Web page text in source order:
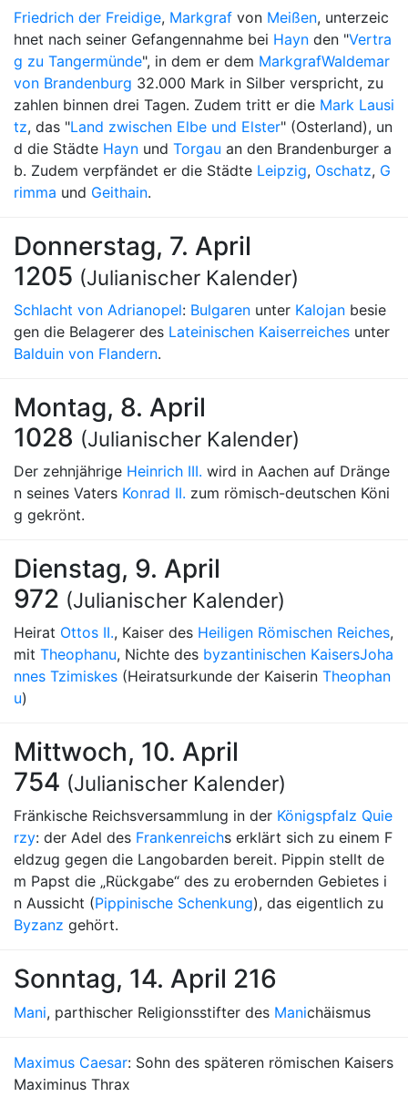
Friedrich der Freidige, Markgraf von Meißen, unterzeic
hnet nach seiner Gefangennahme bei Hayn den "Vertra
g zu Tangermünde", in dem er dem MarkgrafWaldemar
von Brandenburg 32.000 Mark in Silber verspricht, zu
zahlen binnen drei Tagen. Zudem tritt er die Mark Lausi
tz, das "Land zwischen Elbe und Elster" (Osterland), un
d die Städte Hayn und Torgau an den Brandenburger a
b. Zudem verpfändet er die Städte Leipzig, Oschatz, G
rimma und Geithain.
Donnerstag, 7. April
1205 (Julianischer Kalender)
Schlacht von Adrianopel: Bulgaren unter Kalojan besie
gen die Belagerer des Lateinischen Kaiserreiches unter
Balduin von Flandern.
Montag, 8. April
1028 (Julianischer Kalender)
Der zehnjährige Heinrich III. wird in Aachen auf Dränge
n seines Vaters Konrad II. zum römisch-deutschen Köni
g gekrönt.
Dienstag, 9. April
972 (Julianischer Kalender)
Heirat Ottos II., Kaiser des Heiligen Römischen Reiches,
mit Theophanu, Nichte des byzantinischen KaisersJoha
nnes Tzimiskes (Heiratsurkunde der Kaiserin Theophan
u)
Mittwoch, 10. April
754 (Julianischer Kalender)
Fränkische Reichsversammlung in der Königspfalz Quie
rzy: der Adel des Frankenreichs erklärt sich zu einem F
eldzug gegen die Langobarden bereit. Pippin stellt de
m Papst die „Rückgabe“ des zu erobernden Gebietes i
n Aussicht (Pippinische Schenkung), das eigentlich zu
Byzanz gehört.
Sonntag, 14. April 216
Mani, parthischer Religionsstifter des Manichäismus
Maximus Caesar: Sohn des späteren römischen Kaisers
Maximinus Thrax